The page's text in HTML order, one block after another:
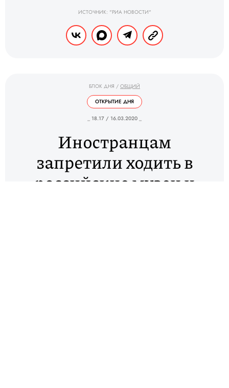
ИСТОЧНИК: "РИА НОВОСТИ"
БЛОК ДНЯ / ОБЩИЙ
ОТКРЫТИЕ ДНЯ
_ 18.17 / 16.03.2020 _
Иностранцам
запретили ходить в
российские музеи и